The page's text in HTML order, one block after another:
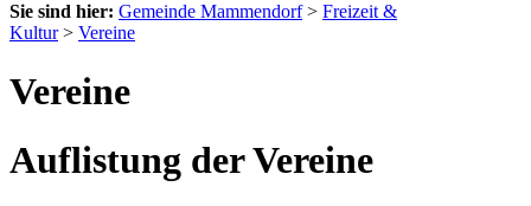
Sie sind hier: Gemeinde Mammendorf> Freizeit &
Kultur> Vereine
Vereine
Auflistung der Vereine